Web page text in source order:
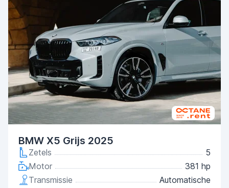
BMW X5 Grijs 2025
Zetels
5
Motor
381 hp
Transmissie
Automatische